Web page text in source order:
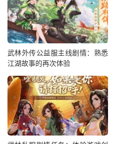
武林外传公益服主线剧情：熟悉
江湖故事的再次体验